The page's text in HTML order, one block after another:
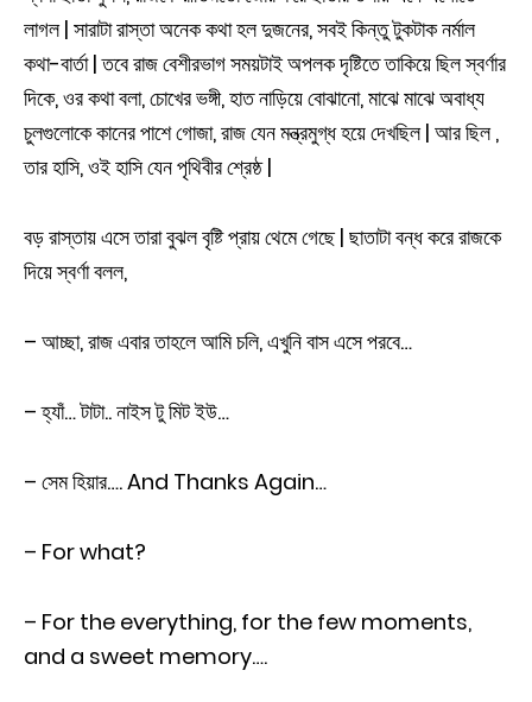
লাগল | সারাটা রাস্তা অনেক কথা হল দুজনের, সবই কিন্তু টুকটাক নর্মাল
কথা-বার্তা | তবে রাজ বেশীরভাগ সময়টাই অপলক দৃষ্টিতে তাকিয়ে ছিল স্বর্ণার
দিকে, ওর কথা বলা, চোখের ভঙ্গী, হাত নাড়িয়ে বোঝানো, মাঝে মাঝে অবাধ্য
চুলগুলোকে কানের পাশে গোজা, রাজ যেন মন্ত্রমুগ্ধ হয়ে দেখছিল | আর ছিল ,
তার হাসি, ওই হাসি যেন পৃথিবীর শ্রেষ্ঠ |
বড় রাস্তায় এসে তারা বুঝল বৃষ্টি প্রায় থেমে গেছে | ছাতাটা বন্ধ করে রাজকে
দিয়ে স্বর্ণা বলল,
– আচ্ছা, রাজ এবার তাহলে আমি চলি, এখুনি বাস এসে পরবে…
– হ্যাঁ… টাটা.. নাইস টু মিট ইউ…
– সেম হিয়ার…. And Thanks Again…
– For what?
– For the everything, for the few moments,
and a sweet memory….